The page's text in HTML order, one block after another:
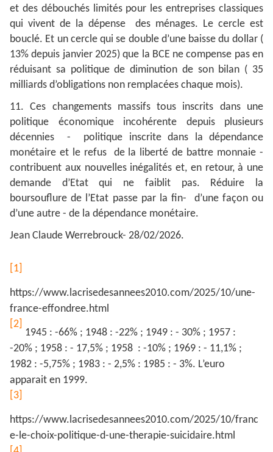
et des débouchés limités pour les entreprises classiques
qui vivent de la dépense des ménages. Le cercle est
bouclé. Et un cercle qui se double d’une baisse du dollar (
13% depuis janvier 2025) que la BCE ne compense pas en
réduisant sa politique de diminution de son bilan ( 35
milliards d’obligations non remplacées chaque mois).
11. Ces changements massifs tous inscrits dans une
politique économique incohérente depuis plusieurs
décennies - politique inscrite dans la dépendance
monétaire et le refus de la liberté de battre monnaie -
contribuent aux nouvelles inégalités et, en retour, à une
demande d’Etat qui ne faiblit pas. Réduire la
boursouflure de l’Etat passe par la fin- d’une façon ou
d’une autre - de la dépendance monétaire.
Jean Claude Werrebrouck- 28/02/2026.
[1]
https://www.lacrisedesannees2010.com/2025/10/une-
france-effondree.html
[2]
1945 : -66% ; 1948 : -22% ; 1949 : - 30% ; 1957 :
-20% ; 1958 : - 17,5% ; 1958 : -10% ; 1969 : - 11,1% ;
1982 : -5,75% ; 1983 : - 2,5% : 1985 : - 3%. L’euro
apparait en 1999.
[3]
https://www.lacrisedesannees2010.com/2025/10/franc
e-le-choix-politique-d-une-therapie-suicidaire.html